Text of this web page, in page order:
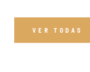
VER TODAS